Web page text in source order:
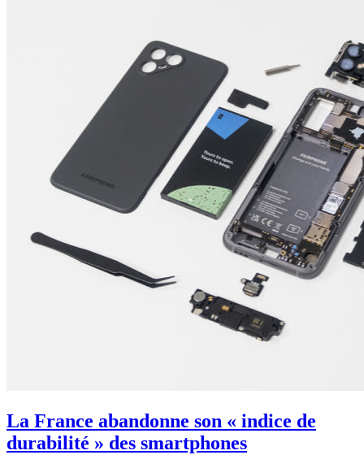
La France abandonne son « indice de
durabilité » des smartphones